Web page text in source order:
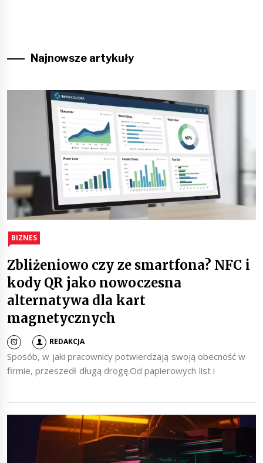
Najnowsze artykuły
BIZNES
Zbliżeniowo czy ze smartfona? NFC i
kody QR jako nowoczesna
alternatywa dla kart
magnetycznych
REDAKCJA
Sposób, w jaki pracownicy potwierdzają swoją obecność w
firmie, przeszedł długą drogę.Od papierowych list i